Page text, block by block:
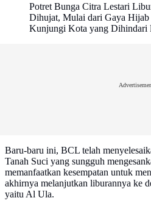
Potret Bunga Citra Lestari
Dihujat, Mulai dari Gaya
Kunjungi Kota yang Dihindari
Baru-baru ini, BCL telah
Tanah Suci yang sungguh
memanfaatkan kesempatan untuk
akhirnya melanjutkan liburannya ke
yaitu Al Ula.